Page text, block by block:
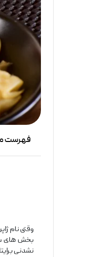
فهرست
وقتی نام
بخش ‌های
‌نشدنی